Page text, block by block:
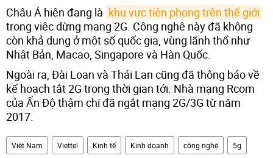
Châu Á hiện đang là khu vực tiên phong trên thế giới
trong việc dừng mạng 2G. Công nghệ này đã không
còn khả dụng ở một số quốc gia, vùng lãnh thổ như
Nhật Bản, Macao, Singapore và Hàn Quốc.
Ngoài ra, Đài Loan và Thái Lan cũng đã thông báo về
kế hoạch tắt 2G trong thời gian tới. Nhà mạng Rcom
của Ấn Độ thậm chí đã ngắt mạng 2G/3G từ năm
2017.
Việt Nam Viettel Kinh tế Kinh doanh công nghệ 5g